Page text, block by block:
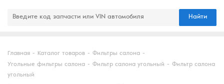
Найти
Главная - Каталог товаров - Фильтры салона -
Угольные фильтры салона - Фильтр салона угольный - Фильтр салона
угольный